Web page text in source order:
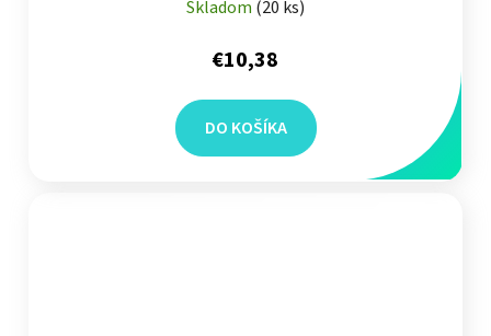
Skladom (20 ks)
€10,38
DO KOŠÍKA